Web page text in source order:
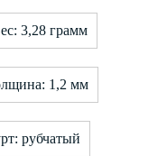
3,28 грамм
1,2 мм
рубчатый